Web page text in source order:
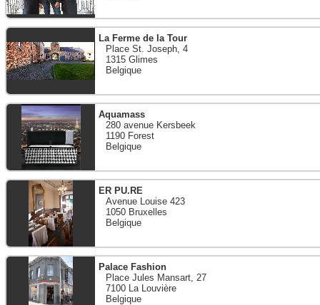
La Ferme de la Tour
Place St. Joseph, 4
1315 Glimes
Belgique
Aquamass
280 avenue Kersbeek
1190 Forest
Belgique
ER PU.RE
Avenue Louise 423
1050 Bruxelles
Belgique
Palace Fashion
Place Jules Mansart, 27
7100 La Louvière
Belgique